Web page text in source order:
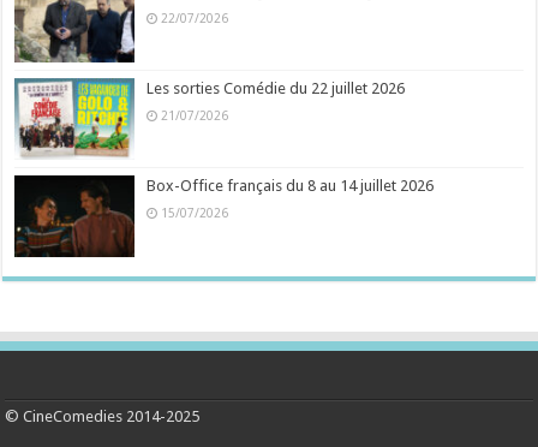
22/07/2026
Les sorties Comédie du 22 juillet 2026
21/07/2026
Box-Office français du 8 au 14 juillet 2026
15/07/2026
© CineComedies 2014-2025